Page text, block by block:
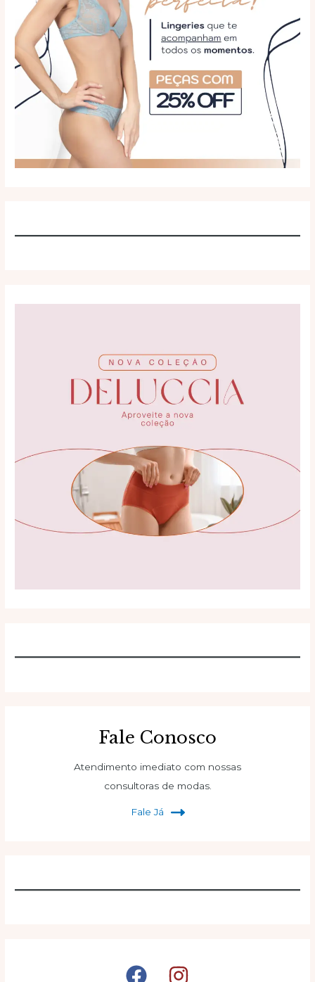
Fale Conosco
Atendimento imediato com nossas
consultoras de modas.
Fale Já